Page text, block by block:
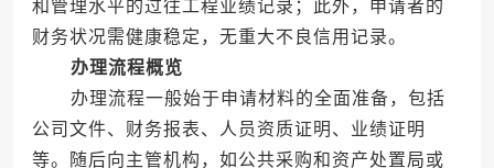
和管理水平的过往工程业绩记录；此外，申请者的
财务状况需健康稳定，无重大不良信用记录。
办理流程概览
办理流程一般始于申请材料的全面准备，包括
公司文件、财务报表、人员资质证明、业绩证明
等。随后向主管机构，如公共采购和资产处置局或